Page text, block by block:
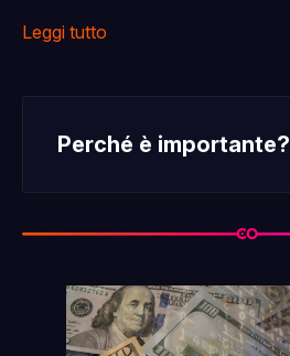
Leggi tutto
Perché è importante?